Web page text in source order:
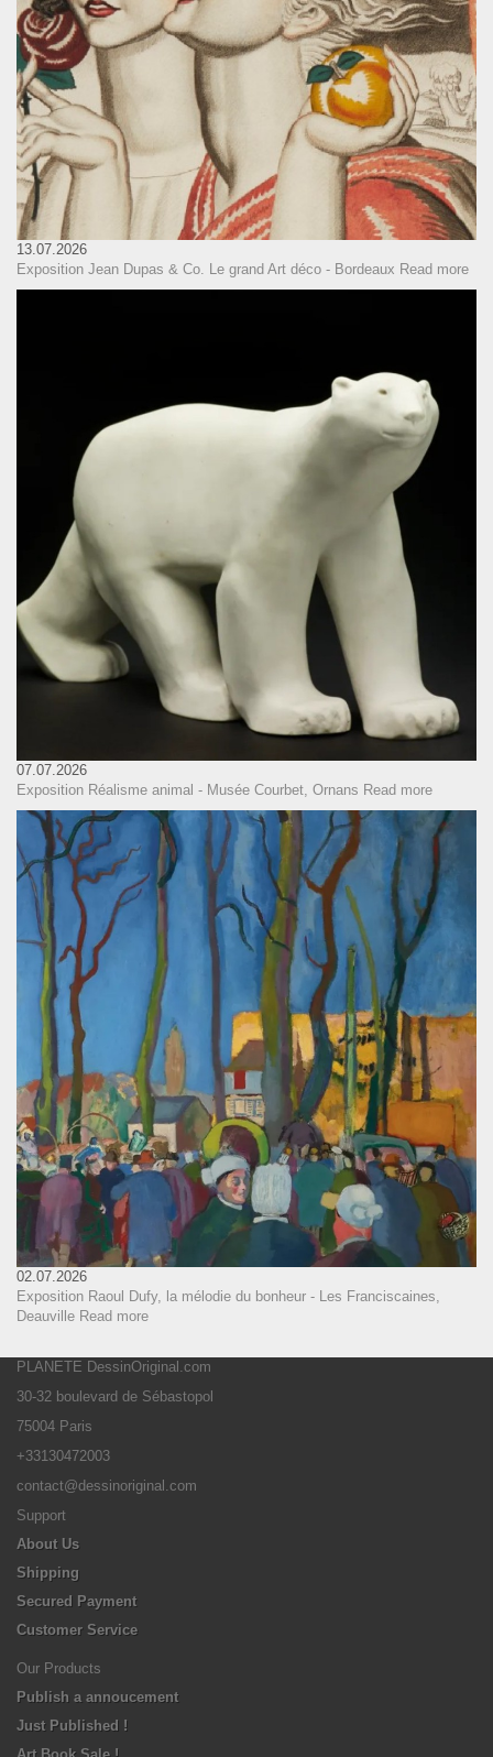
13.07.2026
Exposition Jean Dupas & Co. Le grand Art déco - Bordeaux Read more
07.07.2026
Exposition Réalisme animal - Musée Courbet, Ornans Read more
02.07.2026
Exposition Raoul Dufy, la mélodie du bonheur - Les Franciscaines,
Deauville Read more
PLANETE DessinOriginal.com
30-32 boulevard de Sébastopol
75004 Paris
+33130472003
contact@dessinoriginal.com
Support
About Us
Shipping
Secured Payment
Customer Service
Our Products
Publish a annoucement
Just Published !